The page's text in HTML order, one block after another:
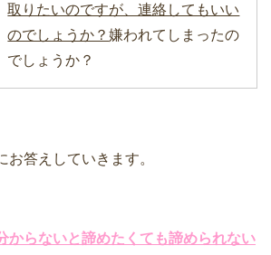
取りたいのですが、連絡してもいい
のでしょうか？嫌われてしまったの
でしょうか？
お答えしていきます。
からないと諦めたくても諦められない